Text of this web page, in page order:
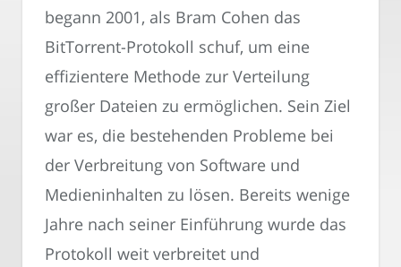
begann 2001, als Bram Cohen das
BitTorrent-Protokoll schuf, um eine
effizientere Methode zur Verteilung
großer Dateien zu ermöglichen. Sein Ziel
war es, die bestehenden Probleme bei
der Verbreitung von Software und
Medieninhalten zu lösen. Bereits wenige
Jahre nach seiner Einführung wurde das
Protokoll weit verbreitet und